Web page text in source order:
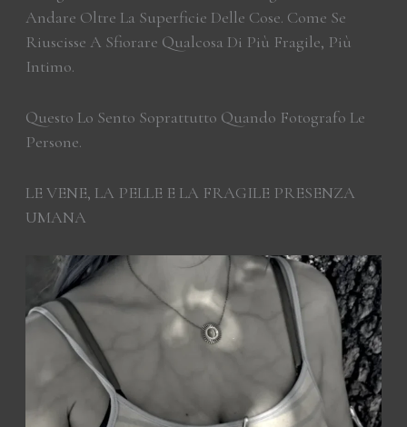
Andare Oltre La Superficie Delle Cose. Come Se
Riuscisse A Sfiorare Qualcosa Di Più Fragile, Più
Intimo.
Questo Lo Sento Soprattutto Quando Fotografo Le
Persone.
LE VENE, LA PELLE E LA FRAGILE PRESENZA
UMANA